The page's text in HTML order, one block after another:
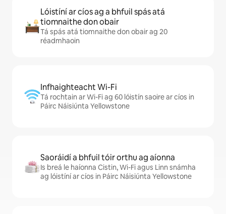
Lóistíní ar cíos ag a bhfuil spás atá
tiomnaithe don obair
Tá spás atá tiomnaithe don obair ag 20
réadmhaoin
Infhaighteacht Wi-Fi
Tá rochtain ar Wi-Fi ag 60 lóistín saoire ar cíos in
Páirc Náisiúnta Yellowstone
Saoráidí a bhfuil tóir orthu ag aíonna
Is breá le haíonna Cistin, Wi-Fi agus Linn snámha
ag lóistíní ar cíos in Páirc Náisiúnta Yellowstone